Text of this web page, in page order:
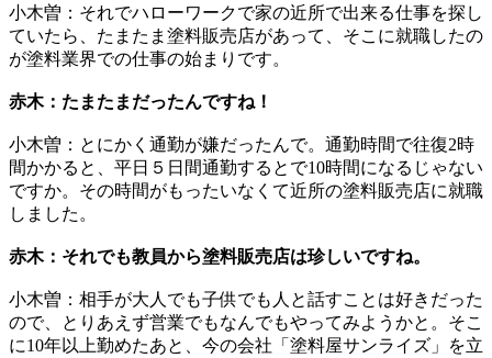
小木曽：それでハローワークで家の近所で出来る仕事を探し
ていたら、たまたま塗料販売店があって、そこに就職したの
が塗料業界での仕事の始まりです。
赤木：たまたまだったんですね！
小木曽：とにかく通勤が嫌だったんで。通勤時間で往復2時
間かかると、平日５日間通勤するとで10時間になるじゃない
ですか。その時間がもったいなくて近所の塗料販売店に就職
しました。
赤木：それでも教員から塗料販売店は珍しいですね。
小木曽：相手が大人でも子供でも人と話すことは好きだった
ので、とりあえず営業でもなんでもやってみようかと。そこ
に10年以上勤めたあと、今の会社「塗料屋サンライズ」を立